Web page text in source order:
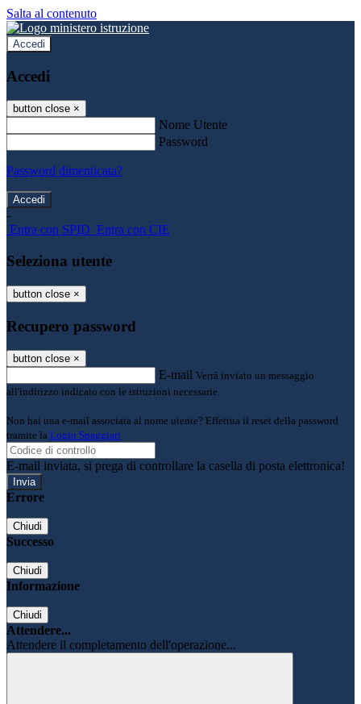
Salta al contenuto
Accedi
Accedi
button close ×
Nome Utente
Password
Password dimenticata?
-
Entra con SPID Entra con CIE
Seleziona utente
button close ×
Recupero password
button close ×
E-mail Verrà inviato un messaggio
all'indirizzo indicato con le istruzioni necessarie.
Non hai una e-mail associata al nome utente? Effettua il reset della password
tramite la Login Spaggiari
E-mail inviata, si prega di controllare la casella di posta elettronica!
Errore
Chiudi
Successo
Chiudi
Informazione
Chiudi
Attendere...
Attendere il completamento dell'operazione...